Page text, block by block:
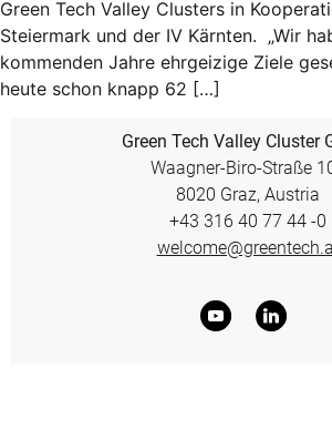
Green Tech Valley Clusters in
Steiermark und der IV Kärnten. „Wir
kommenden Jahre ehrgeizige Ziele
heute schon knapp 62 […]
Green Tech Valley Cluster
Waagner-Biro-Straße
8020 Graz, Austria
+43 316 40 77 44 -0